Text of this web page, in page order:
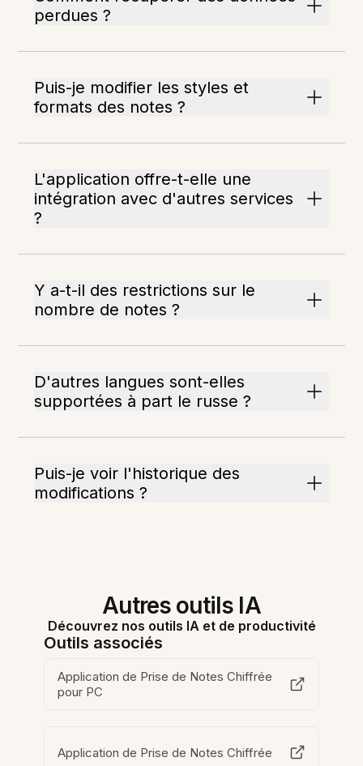
perdues ?
Puis-je modifier les styles et
formats des notes ?
L'application offre-t-elle une
intégration avec d'autres services
?
Y a-t-il des restrictions sur le
nombre de notes ?
D'autres langues sont-elles
supportées à part le russe ?
Puis-je voir l'historique des
modifications ?
Autres outils IA
Découvrez nos outils IA et de productivité
Outils associés
Application de Prise de Notes Chiffrée
pour PC
Application de Prise de Notes Chiffrée